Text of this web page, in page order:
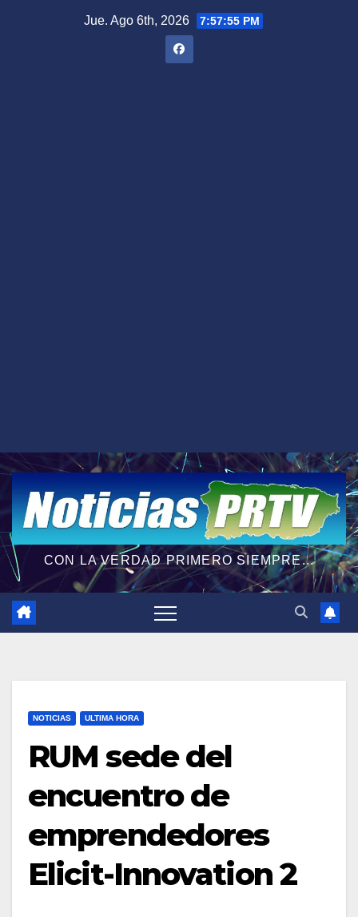
Jue. Ago 6th, 2026 7:57:56 PM
CON LA VERDAD PRIMERO SIEMPRE...
NOTICIAS ULTIMA HORA
RUM sede del
encuentro de
emprendedores
Elicit-Innovation 2